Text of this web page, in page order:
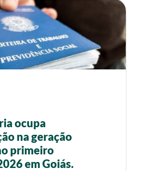
ocupa
na geração
primeiro
em Goiás.